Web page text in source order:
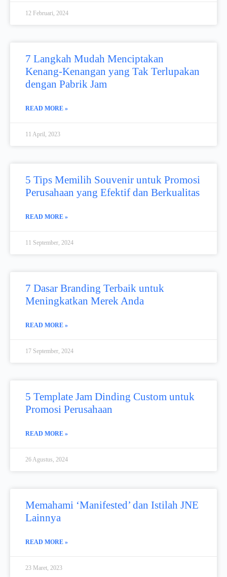
12 Februari, 2024
7 Langkah Mudah Menciptakan
Kenang-Kenangan yang Tak Terlupakan
dengan Pabrik Jam
READ MORE »
11 April, 2023
5 Tips Memilih Souvenir untuk Promosi
Perusahaan yang Efektif dan Berkualitas
READ MORE »
11 September, 2024
7 Dasar Branding Terbaik untuk
Meningkatkan Merek Anda
READ MORE »
17 September, 2024
5 Template Jam Dinding Custom untuk
Promosi Perusahaan
READ MORE »
26 Agustus, 2024
Memahami ‘Manifested’ dan Istilah JNE
Lainnya
READ MORE »
23 Maret, 2023